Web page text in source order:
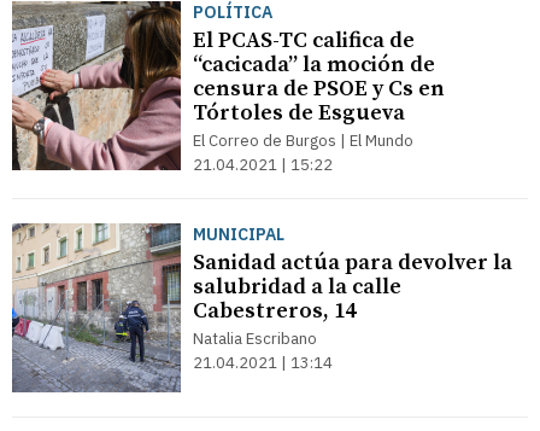
POLÍTICA
El PCAS-TC califica de
“cacicada” la moción de
censura de PSOE y Cs en
Tórtoles de Esgueva
El Correo de Burgos | El Mundo
21.04.2021 | 15:22
MUNICIPAL
Sanidad actúa para devolver la
salubridad a la calle
Cabestreros, 14
Natalia Escribano
21.04.2021 | 13:14